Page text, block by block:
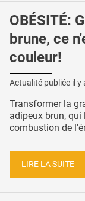
OBÉSITÉ:
brune, ce
couleur!
Actualité publiée il y
Transformer la
adipeux brun,
combustion de
LIRE LA SUITE